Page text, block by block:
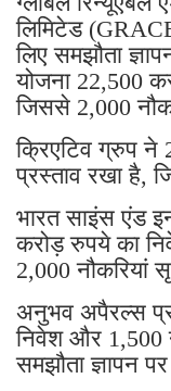
लिमिटेड
लिए समझौता
योजना 22,500
जिससे 2,000
क्रिएटिव ग्रुप ने
प्रस्ताव रखा है,
भारत साइंस एंड
करोड़ रुपये का
2,000 नौकरियां
अनुभव अपैरल्स
निवेश और 1,500
समझौता ज्ञापन